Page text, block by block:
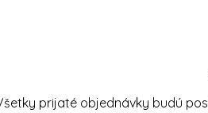
prijaté objednávky budú